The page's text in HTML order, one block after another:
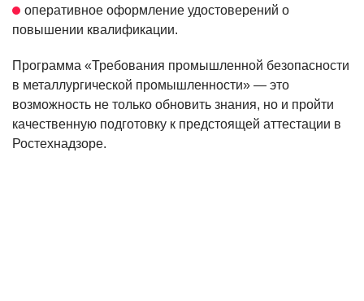
оперативное оформление удостоверений о
повышении квалификации.
Программа «Требования промышленной безопасности
в металлургической промышленности» — это
возможность не только обновить знания, но и пройти
качественную подготовку к предстоящей аттестации в
Ростехнадзоре.